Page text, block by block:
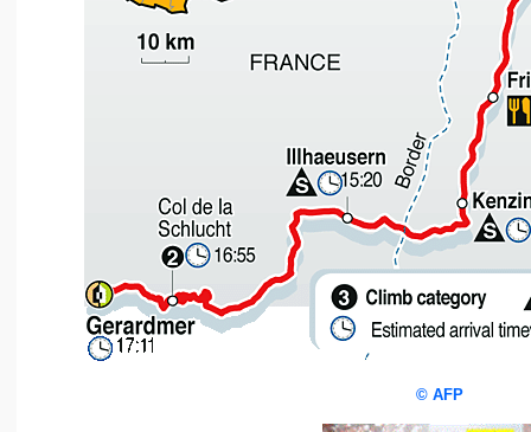
© AFP